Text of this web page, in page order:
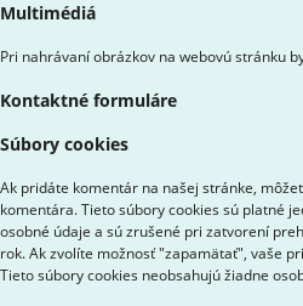
Multimédiá
Pri nahrávaní obrázkov na webovú stránku
Kontaktné formuláre
Súbory cookies
Ak pridáte komentár na našej stránke,
komentára. Tieto súbory cookies sú platné
osobné údaje a sú zrušené pri zatvorení
rok. Ak zvolíte možnosť "zapamätať", vaše
Tieto súbory cookies neobsahujú žiadne